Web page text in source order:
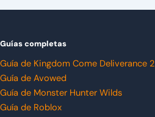
Guías completas
Guía de Kingdom Come Deliverance 2
Guía de Avowed
Guía de Monster Hunter Wilds
Guía de Roblox